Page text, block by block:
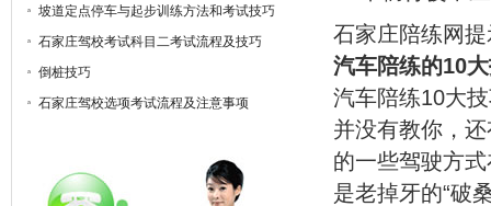
坡道定点停车与起步训练方法和考试技巧
石家庄驾校考试科目二考试流程及技巧
倒桩技巧
石家庄驾校选项考试流程及注意事项
石家庄陪练网
汽车陪练的10
汽车陪练10大
并没有教你，
的一些驾驶方
是老掉牙的“破